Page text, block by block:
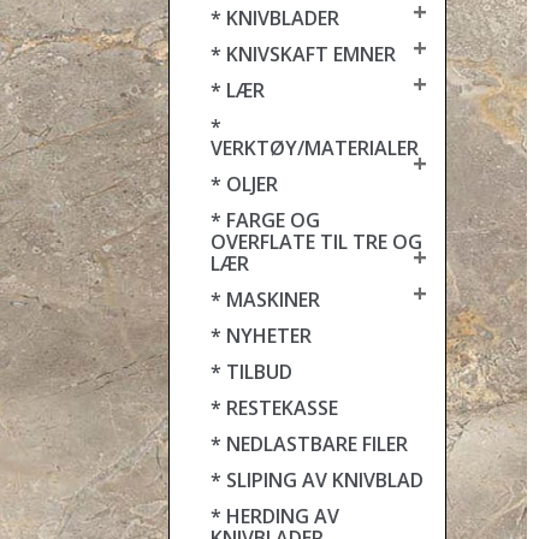
* KNIVBLADER +
* KNIVSKAFT EMNER +
* LÆR +
*
VERKTØY/MATERIALER+
* OLJER
* FARGE OG
OVERFLATE TIL TRE OG
LÆR
+
* MASKINER +
* NYHETER
* TILBUD
* RESTEKASSE
* NEDLASTBARE FILER
* SLIPING AV KNIVBLAD
* HERDING AV